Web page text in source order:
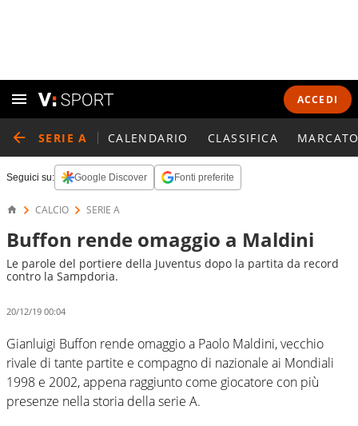
ACCEDI
SERIE A CALENDARIO CLASSIFICA
Seguici su: Google Discover Fonti preferite
CALCIO SERIE A
Buffon rende omaggio a Maldini
Le parole del portiere della Juventus dopo la partita da record
contro la Sampdoria.
20/12/19 00:04
Gianluigi Buffon rende omaggio a Paolo Maldini, vecchio
rivale di tante partite e compagno di nazionale ai Mondiali
1998 e 2002, appena raggiunto come giocatore con più
presenze nella storia della serie A.